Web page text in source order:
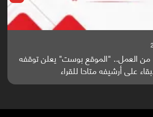
يدخلون سباق أبحاث ألزهايمر بدراسة
(ترجمة)